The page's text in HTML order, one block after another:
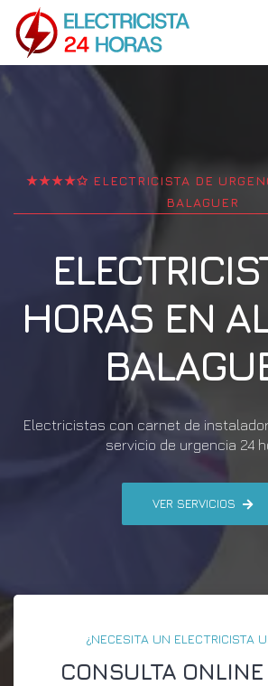
★★★★✩ ELECTRICISTA DE
BALAGUER
HORAS EN
Electricistas con carnet de
servicio de urgencia 24
VER SERVICIOS
¿NECESITA UN ELECTRICISTA
CONSULTA ONLINE